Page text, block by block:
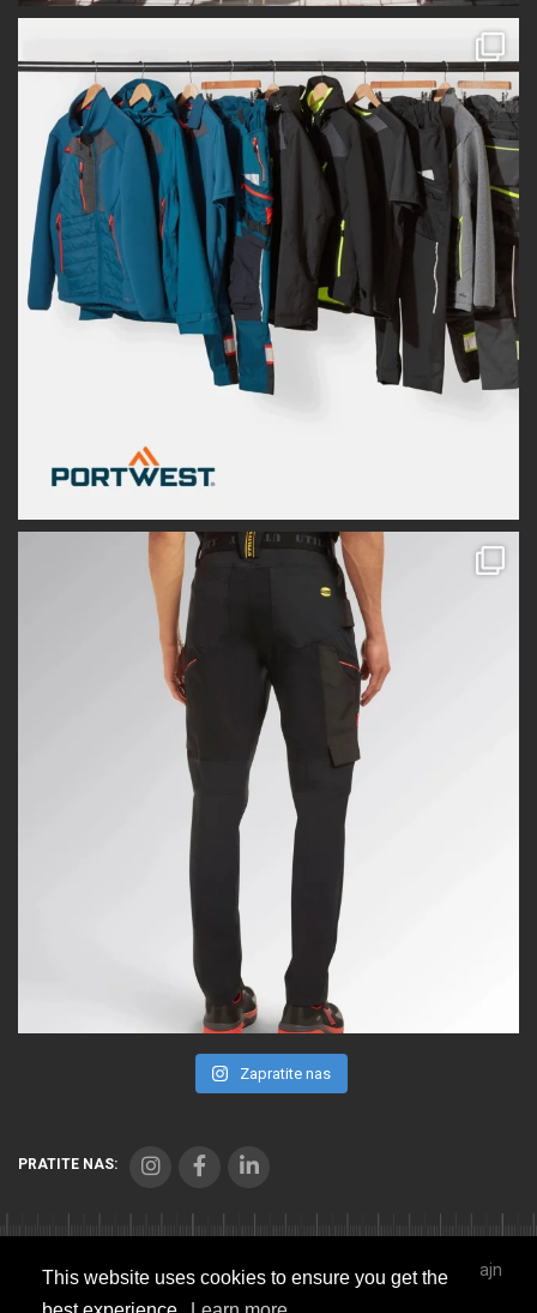
This website uses cookies to ensure you get the
Zapratite nas
PRATITE NAS:
Copyright © 2021 Seibl Trade. Sva prava zadržana. Veb dizajn